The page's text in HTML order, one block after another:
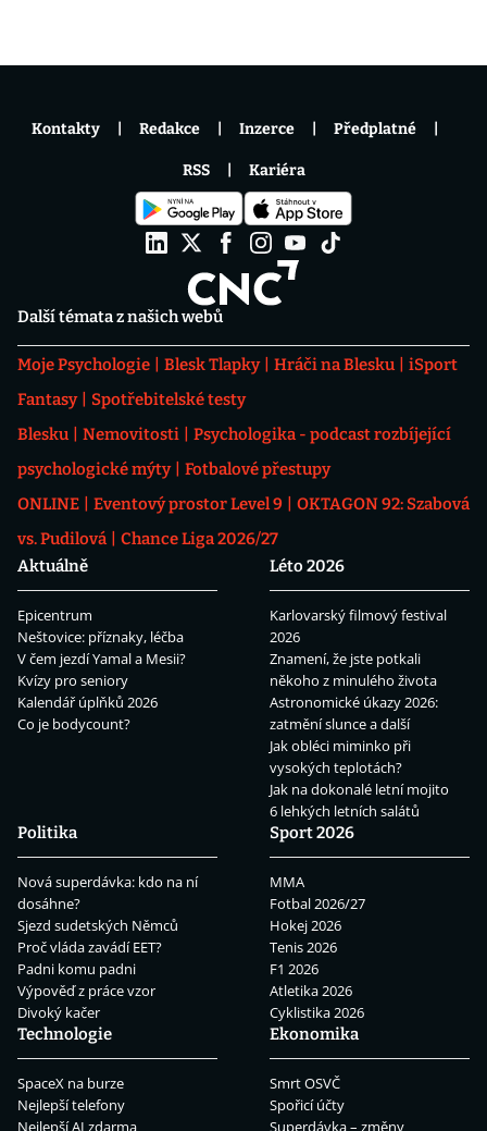
Další témata z našich webů
Moje Psychologie Blesk Tlapky Hráči na Blesku
iSport
Fantasy
Spotřebitelské testy
Blesku
Nemovitosti
Psychologika - podcast rozbíjející
psychologické mýty
Fotbalové přestupy
ONLINE
Eventový prostor Level 9
OKTAGON 92: Szabová
vs. Pudilová
Chance Liga 2026/27
Aktuálně
Epicentrum
Neštovice: příznaky, léčba
V čem jezdí Yamal a Mesii?
Kvízy pro seniory
Kalendář úplňků 2026
Co je bodycount?
Léto 2026
Karlovarský filmový festival
2026
Znamení, že jste potkali
někoho z minulého života
Astronomické úkazy 2026:
zatmění slunce a další
Jak obléci miminko při
vysokých teplotách?
Jak na dokonalé letní mojito
6 lehkých letních salátů
Politika
Nová superdávka: kdo na ní
dosáhne?
Sjezd sudetských Němců
Proč vláda zavádí EET?
Padni komu padni
Výpověď z práce vzor
Divoký kačer
Sport 2026
MMA
Fotbal 2026/27
Hokej 2026
Tenis 2026
F1 2026
Atletika 2026
Cyklistika 2026
Technologie
SpaceX na burze
Nejlepší telefony
Nejlepší AI zdarma
Ekonomika
Smrt OSVČ
Spořicí účty
Superdávka – změny
Kontakty Redakce Inzerce Předplatné
RSS Kariéra